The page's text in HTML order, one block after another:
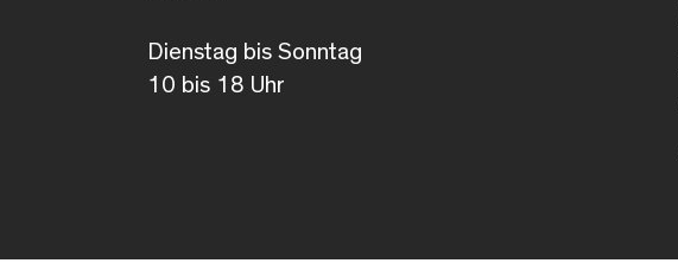
Dienstag bis Sonntag
10 bis 18 Uhr